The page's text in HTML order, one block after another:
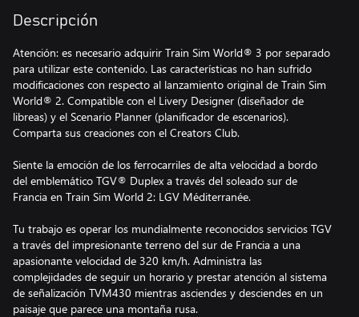
Descripción
Atención: es necesario adquirir Train Sim World® 3 por separado
para utilizar este contenido. Las características no han sufrido
modificaciones con respecto al lanzamiento original de Train Sim
World® 2. Compatible con el Livery Designer (diseñador de
libreas) y el Scenario Planner (planificador de escenarios).
Comparta sus creaciones con el Creators Club.
Siente la emoción de los ferrocarriles de alta velocidad a bordo
del emblemático TGV® Duplex a través del soleado sur de
Francia en Train Sim World 2: LGV Méditerranée.
Tu trabajo es operar los mundialmente reconocidos servicios TGV
a través del impresionante terreno del sur de Francia a una
apasionante velocidad de 320 km/h. Administra las
complejidades de seguir un horario y prestar atención al sistema
de señalización TVM430 mientras asciendes y desciendes en un
paisaje que parece una montaña rusa.